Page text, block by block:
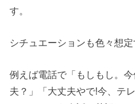
す。
シチュエーションも色々想定
例えば電話で「もしもし。
夫？」「大丈夫やで!今、テ